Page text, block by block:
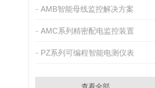
AMB智能母线监控解决方案
AMC系列精密配电监控装置
PZ系列可编程智能电测仪表